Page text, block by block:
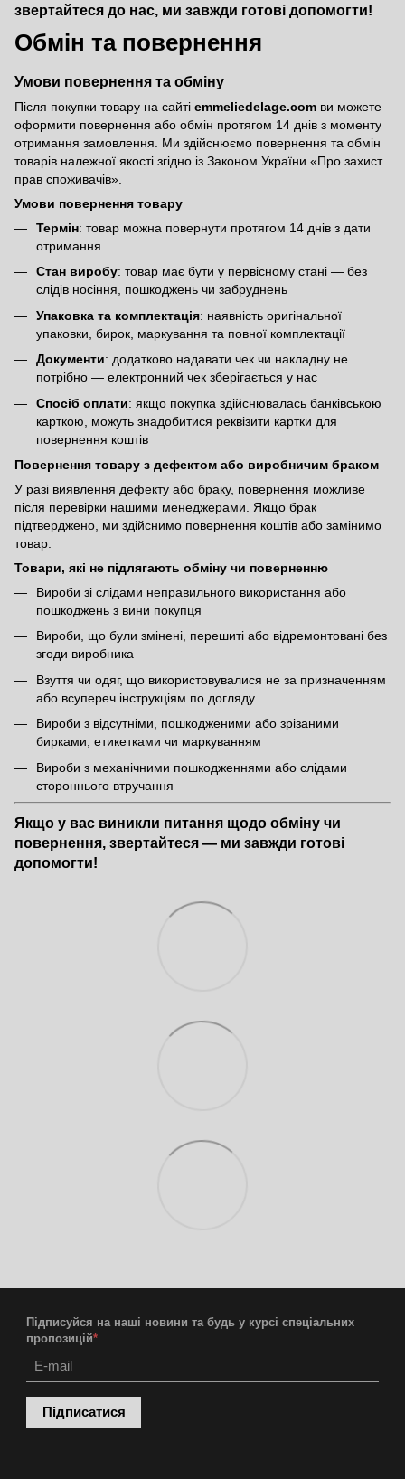
звертайтеся до нас, ми завжди готові допомогти!
Обмін та повернення
Умови повернення та обміну
Після покупки товару на сайті emmeliedelage.com ви можете
оформити повернення або обмін протягом 14 днів з моменту
отримання замовлення. Ми здійснюємо повернення та обмін
товарів належної якості згідно із Законом України «Про захист
прав споживачів»
Умови повернення товару
Термін: товар можна повернути протягом 14 днів з дати
отримання
Стан виробу: товар має бути у первісному стані — без
слідів носіння, пошкоджень чи забруднень
Упаковка та комплектація: наявність оригінальної
упаковки, бирок, маркування та повної комплектації
Документи: додатково надавати чек чи накладну не
потрібно — електронний чек зберігається у нас
Спосіб оплати: якщо покупка здійснювалась банківською
карткою, можуть знадобитися реквізити картки для
повернення коштів
Повернення товару з дефектом або виробничим браком
У разі виявлення дефекту або браку, повернення можливе
після перевірки нашими менеджерами. Якщо брак
підтверджено, ми здійснимо повернення коштів або замінимо
товар.
Товари, які не підлягають обміну чи поверненню
Вироби зі слідами неправильного використання або
пошкоджень з вини покупця
Вироби, що були змінені, перешиті або відремонтовані без
згоди виробника
Взуття чи одяг, що використовувалися не за призначенням
або всупереч інструкціям по догляду
Вироби з відсутніми, пошкодженими або зрізаними
бирками, етикетками чи маркуванням
Вироби з механічними пошкодженнями або слідами
стороннього втручання
Якщо у вас виникли питання щодо обміну чи
повернення, звертайтеся — ми завжди готові
допомогти!
Підписуйся на наші новини та будь у курсі спеціальних
пропозицій*
Підписатися